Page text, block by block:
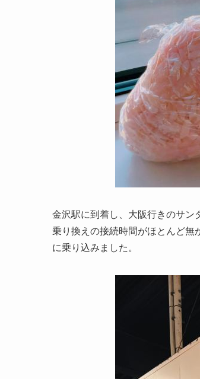
金沢駅に到着し、大阪行きのサン
乗り換えの接続時間がほとんど無
に乗り込みました。